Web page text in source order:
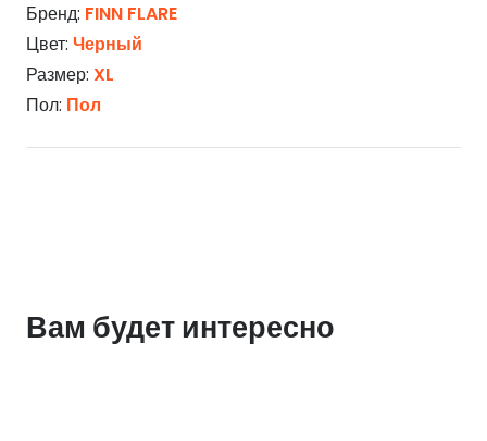
Бренд: FINN FLARE
Цвет: Черный
Размер: XL
Пол: Пол
Вам будет интересно